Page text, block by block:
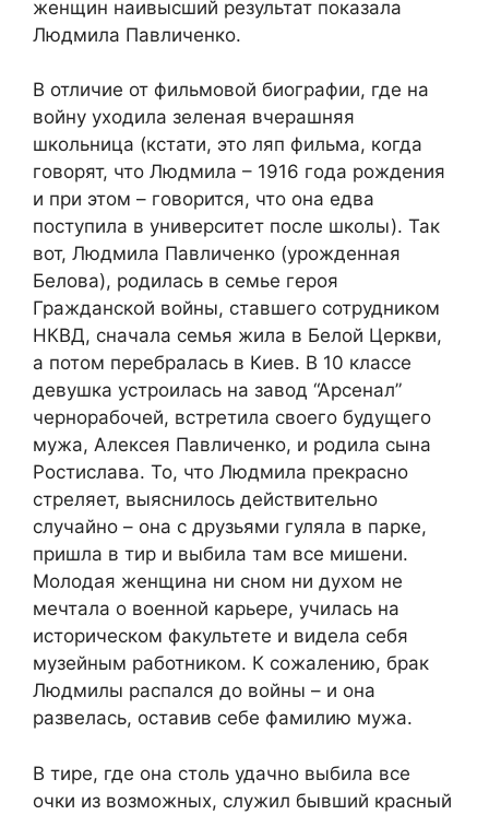
женщин наивысший результат показала
Людмила Павличенко.
В отличие от фильмовой биографии, где на
войну уходила зеленая вчерашняя
школьница (кстати, это ляп фильма, когда
говорят, что Людмила – 1916 года рождения
и при этом – говорится, что она едва
поступила в университет после школы). Так
вот, Людмила Павличенко (урожденная
Белова), родилась в семье героя
Гражданской войны, ставшего сотрудником
НКВД, сначала семья жила в Белой Церкви,
а потом перебралась в Киев. В 10 классе
девушка устроилась на завод “Арсенал”
чернорабочей, встретила своего будущего
мужа, Алексея Павличенко, и родила сына
Ростислава. То, что Людмила прекрасно
стреляет, выяснилось действительно
случайно – она с друзьями гуляла в парке,
пришла в тир и выбила там все мишени.
Молодая женщина ни сном ни духом не
мечтала о военной карьере, училась на
историческом факультете и видела себя
музейным работником. К сожалению, брак
Людмилы распался до войны – и она
развелась, оставив себе фамилию мужа.
В тире, где она столь удачно выбила все
очки из возможных, служил бывший красный